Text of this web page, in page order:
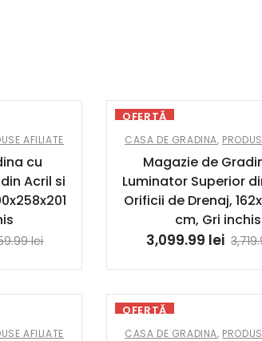
AFILIATE
cu
Acril si
lei
OFERTĂ
CASA DE GRADINA,
Magazie de
Luminator Superior
Orificii de Drenaj,
cm, Gri inchis
3,099.99 lei
AFILIATE
OFERTĂ
CASA DE GRADINA,